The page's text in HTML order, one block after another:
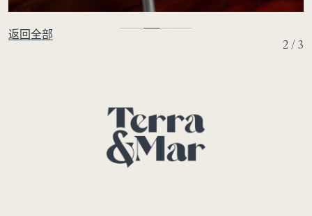
返回全部
2 / 3